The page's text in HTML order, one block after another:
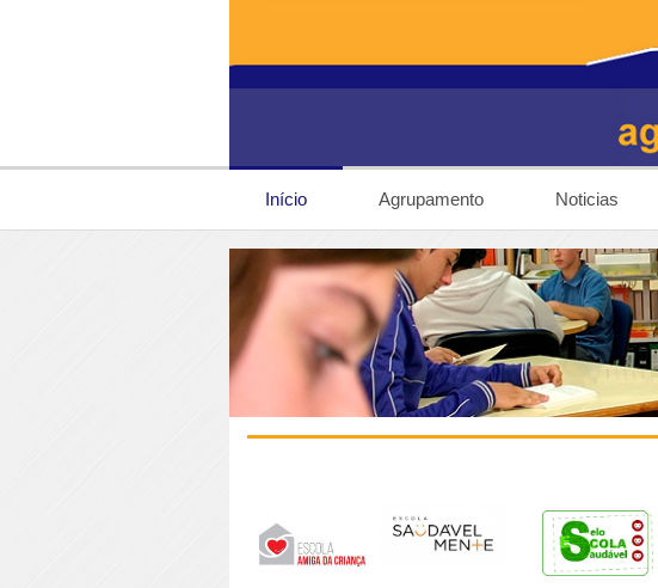
Início Agrupamento Noticias